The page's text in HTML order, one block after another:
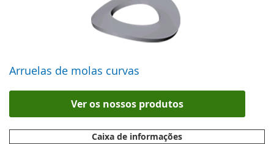
Arruelas de molas curvas
Ver os nossos produtos
Caixa de informações